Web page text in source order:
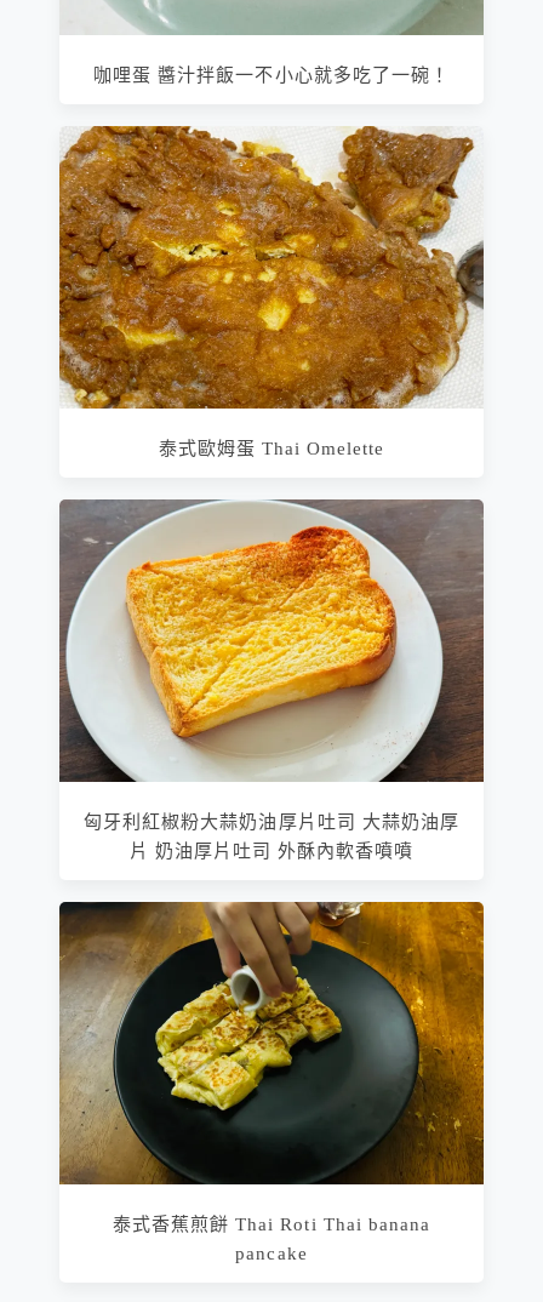
咖哩蛋 醬汁拌飯一不小心就多吃了一碗！
泰式歐姆蛋 Thai Omelette
匈牙利紅椒粉大蒜奶油厚片吐司 大蒜奶油厚
片 奶油厚片吐司 外酥內軟香噴噴
泰式香蕉煎餅 Thai Roti Thai banana
pancake